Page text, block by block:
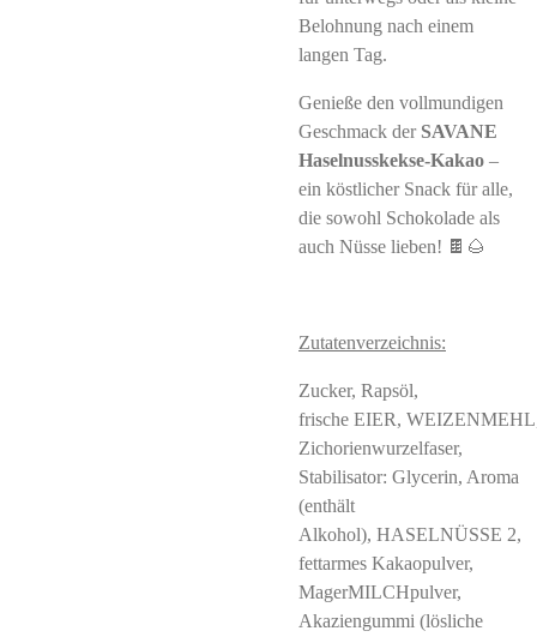
Belohnung nach einem
langen Tag.
Genieße den vollmundigen
Geschmack der SAVANE
Haselnusskekse-Kakao –
ein köstlicher Snack für alle,
die sowohl Schokolade als
auch Nüsse lieben! 🍫🌰
Zutatenverzeichnis:
Zucker, Rapsöl,
frische EIER,
Zichorienwurzelfaser,
Stabilisator: Glycerin, Aroma
(enthält
Alkohol), HASELNÜSSE 2,
fettarmes Kakaopulver,
MagerMILCHpulver,
Akaziengummi (lösliche